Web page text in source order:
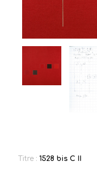
Titre : 1528 bis C II